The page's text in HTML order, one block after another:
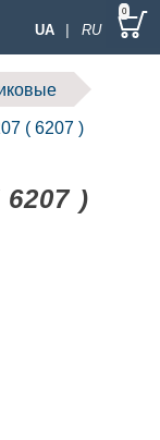
UA | RU
0
( 6207 )
)